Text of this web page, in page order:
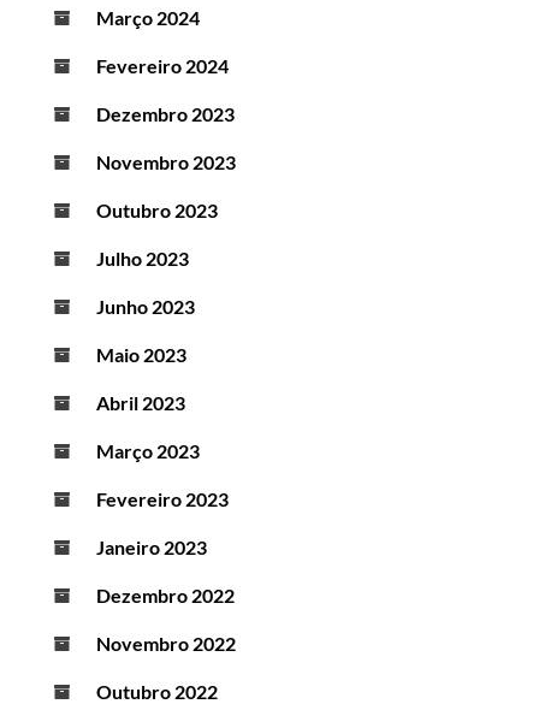
Março 2024
Fevereiro 2024
Dezembro 2023
Novembro 2023
Outubro 2023
Julho 2023
Junho 2023
Maio 2023
Abril 2023
Março 2023
Fevereiro 2023
Janeiro 2023
Dezembro 2022
Novembro 2022
Outubro 2022